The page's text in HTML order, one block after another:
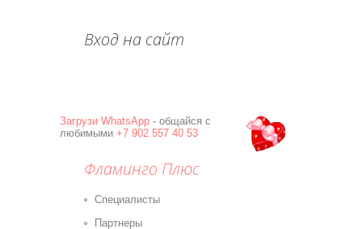
Вход на сайт
Загрузи WhatsApp - общайся с
любимыми +7 902 557 40 53
Фламинго Плюс
Специалисты
Партнеры